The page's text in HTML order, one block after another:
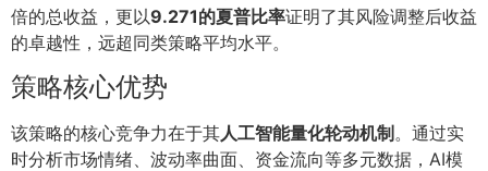
倍的总收益，更以9.271的夏普比率证明了其风险调整后收益
的卓越性，远超同类策略平均水平。
策略核心优势
该策略的核心竞争力在于其人工智能量化轮动机制。通过实
时分析市场情绪、波动率曲面、资金流向等多元数据，AI模